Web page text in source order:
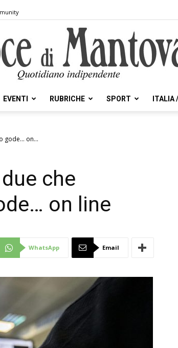
Voce
EVENTI RUBRICHE SPORT ITALIA
gode… on...
che
on line
WhatsApp Email